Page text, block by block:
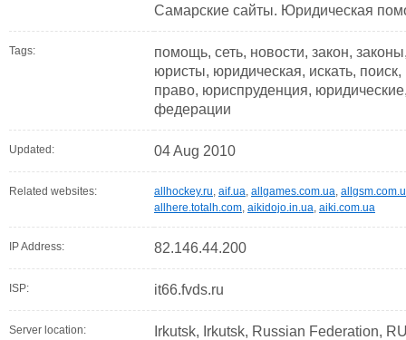
Самарские сайты. Юридическая
Tags:
помощь, сеть, новости, закон,
юристы, юридическая, искать, поиск,
право, юриспруденция,
федерации
Updated: 04 Aug 2010
Related websites: allhockey.ru, aif.ua, allgames.com.ua,
allhere.totalh.com, aikidojo.in.ua, aiki.com.ua
IP Address: 82.146.44.200
ISP: it66.fvds.ru
Server location: Irkutsk, Irkutsk, Russian Federation,